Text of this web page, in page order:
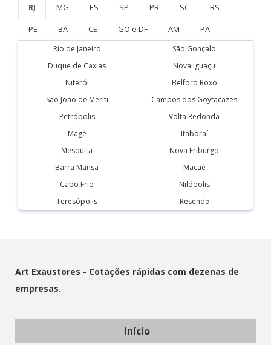
RJ MG ES SP PR SC
RS
PE
BA CE GO e DF AM PA
Rio de Janeiro
São Gonçalo
Duque de Caxias
Nova Iguaçu
Niterói
Belford Roxo
São João de Meriti
Campos dos Goytacazes
Petrópolis
Volta Redonda
Magé
Itaboraí
Mesquita
Nova Friburgo
Barra Mansa
Macaé
Cabo Frio
Nilópolis
Teresópolis
Resende
Art Exaustores - Cotações rápidas com dezenas de
empresas.
Início